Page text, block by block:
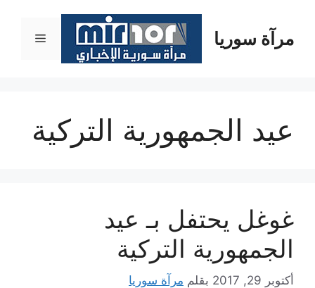
المحتوىمرآة سوريا القائمة
عيد الجمهورية التركية
غوغل يحتفل بـ عيد
الجمهورية التركية
أكتوبر 29, 2017 بقلم مرآة سوريا